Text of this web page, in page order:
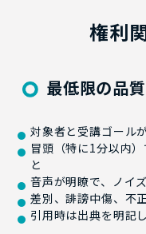
権利
最低限の品
対象者と受講ゴール
冒頭（特に1分以内
と
音声が明瞭で、ノイ
差別、誹謗中傷、不
引用時は出典を明記